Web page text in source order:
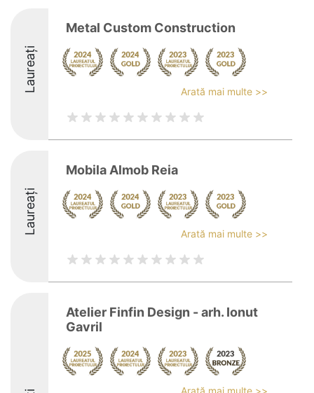
Laureați
Metal Custom Construction
Arată mai multe >>
Laureați
Mobila Almob Reia
Arată mai multe >>
Atelier Finfin Design - arh. Ionut
Gavril
Arată mai multe >>